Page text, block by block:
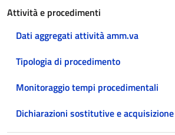
Attività e procedimenti
Dati aggregati attività amm.va
Tipologia di procedimento
Monitoraggio tempi procedimentali
Dichiarazioni sostitutive e